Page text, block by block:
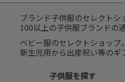
ブランド子供服のセレクトシ
100以上の子供服ブランドの
ベビー服のセレクトショップ。
新生児用から出産祝い等のギ
子供服を探す